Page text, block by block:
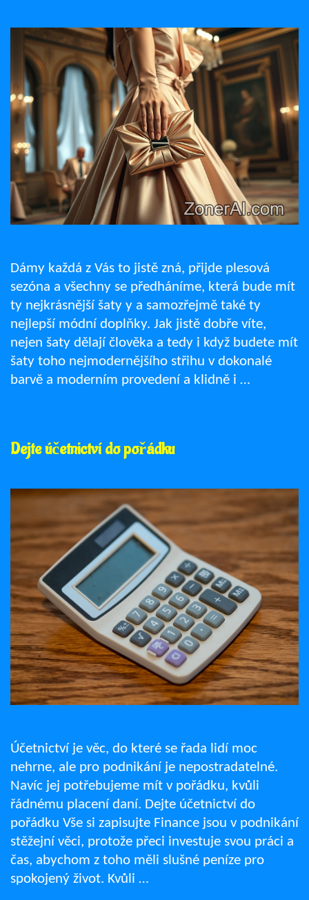
Dámy každá z Vás to jistě zná, přijde plesová
sezóna a všechny se předháníme, která bude mít
ty nejkrásnější šaty y a samozřejmě také ty
nejlepší módní doplňky. Jak jistě dobře víte,
nejen šaty dělají člověka a tedy i když budete mít
šaty toho nejmodernějšího střihu v dokonalé
barvě a moderním provedení a klidně i …
Dejte účetnictví do pořádku
Účetnictví je věc, do které se řada lidí moc
nehrne, ale pro podnikání je nepostradatelné.
Navíc jej potřebujeme mít v pořádku, kvůli
řádnému placení daní. Dejte účetnictví do
pořádku Vše si zapisujte Finance jsou v podnikání
stěžejní věci, protože přeci investuje svou práci a
čas, abychom z toho měli slušné peníze pro
spokojený život. Kvůli …